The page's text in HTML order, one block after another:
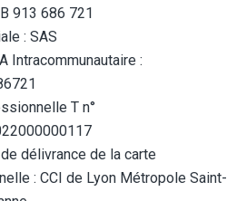
913 686 721
: SAS
Intracommunautaire :
T n°
délivrance de la carte
: CCI de Lyon Métropole Saint-